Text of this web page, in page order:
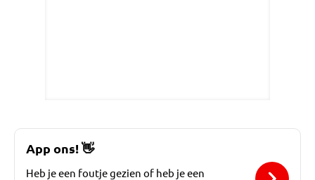
App ons!👋
Heb je een foutje gezien of heb je een